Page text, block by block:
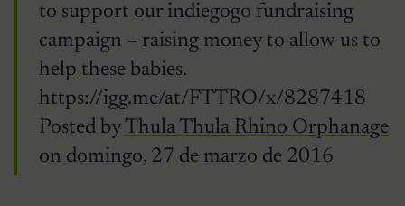
to support our indiegogo fundraising
campaign – raising money to allow us to
help these babies.
https://igg.me/at/FTTRO/x/8287418
Posted byThula Thula Rhino Orphanage
on domingo, 27 de marzo de 2016